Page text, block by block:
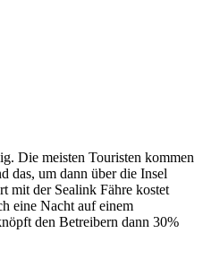
Die meisten Touristen kommen
das, um dann über die Insel
mit der Sealink Fähre kostet
eine Nacht auf einem
den Betreibern dann 30%